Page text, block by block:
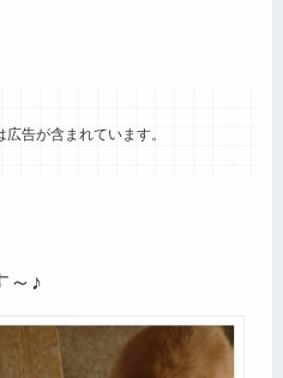
告が含まれています。
～♪